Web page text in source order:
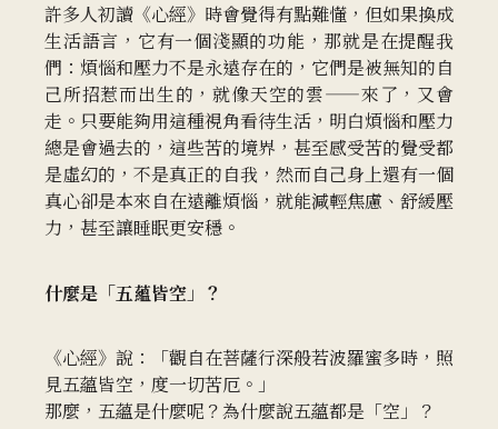
許多人初讀《心經》時會覺得有點難懂，但如果換成
生活語言，它有一個淺顯的功能，那就是在提醒我
們：煩惱和壓力不是永遠存在的，它們是被無知的自
己所招惹而出生的，就像天空的雲——來了，又會
走。只要能夠用這種視角看待生活，明白煩惱和壓力
總是會過去的，這些苦的境界，甚至感受苦的覺受都
是虛幻的，不是真正的自我，然而自己身上還有一個
真心卻是本來自在遠離煩惱，就能減輕焦慮、舒緩壓
力，甚至讓睡眠更安穩。
什麼是「五蘊皆空」？
《心經》說：「觀自在菩薩行深般若波羅蜜多時，照
見五蘊皆空，度一切苦厄。」
那麼，五蘊是什麼呢？為什麼說五蘊都是「空」？